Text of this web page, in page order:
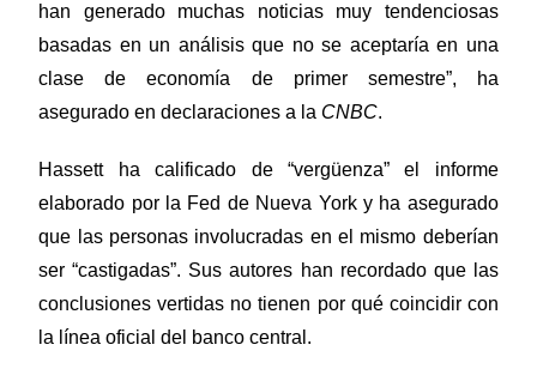
han generado muchas noticias muy tendenciosas
basadas en un análisis que no se aceptaría en una
clase de economía de primer semestre”, ha
asegurado en declaraciones a la CNBC.
Hassett ha calificado de “vergüenza” el informe
elaborado por la Fed de Nueva York y ha asegurado
que las personas involucradas en el mismo deberían
ser “castigadas”. Sus autores han recordado que las
conclusiones vertidas no tienen por qué coincidir con
la línea oficial del banco central.